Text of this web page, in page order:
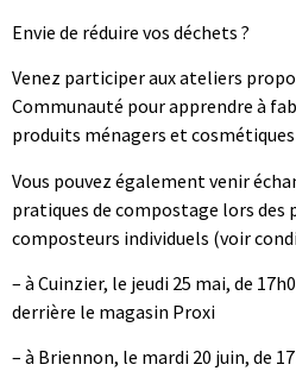
Envie de réduire vos déchets ?
Venez participer aux ateliers
Communauté pour apprendre à
produits ménagers et cosmétiques
Vous pouvez également venir
pratiques de compostage lors des
composteurs individuels (voir
– à Cuinzier, le jeudi 25 mai, de
derrière le magasin Proxi
– à Briennon, le mardi 20 juin, de